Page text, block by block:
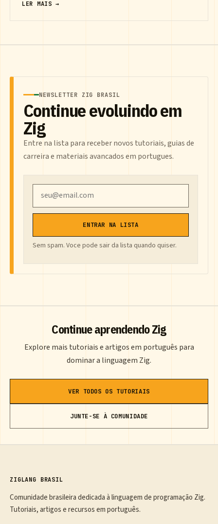
LER MAIS →
NEWSLETTER ZIG BRASIL
Continue evoluindo em
Zig
Entre na lista para receber novos tutoriais, guias de
carreira e materiais avancados em portugues.
ENTRAR NA LISTA
Sem spam. Voce pode sair da lista quando quiser.
Continue aprendendo Zig
Explore mais tutoriais e artigos em português para
dominar a linguagem Zig.
VER TODOS OS TUTORIAIS
JUNTE-SE À COMUNIDADE
ZIGLANG BRASIL
Comunidade brasileira dedicada à linguagem de programação Zig.
Tutoriais, artigos e recursos em português.